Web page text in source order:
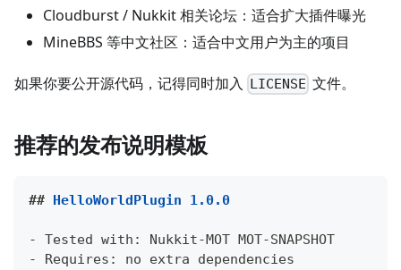
Cloudburst / Nukkit 相关论坛：适合扩大插件曝光
MineBBS 等中文社区：适合中文用户为主的项目
如果你要公开源代码，记得同时加入 LICENSE 文件。
推荐的发布说明模板
## HelloWorldPlugin 1.0.0
-
Tested with: Nukkit-MOT MOT-SNAPSHOT
-
Requires: no extra dependencies